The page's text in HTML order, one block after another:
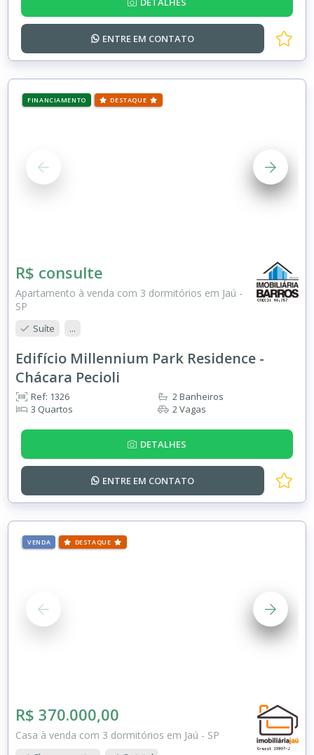
ENTRE EM CONTATO
FINANCIAMENTO DESTAQUE
R$ consulte
Apartamento à venda com 3 dormitórios em Jaú -
SP
Suíte ...
Edifício Millennium Park Residence -
Chácara Pecioli
Ref: 1326
3 Quartos
2 Banheiros
2 Vagas
DETALHES
ENTRE EM CONTATO
VENDA DESTAQUE
R$ 370.000,00
Casa à venda com 3 dormitórios em Jaú - SP